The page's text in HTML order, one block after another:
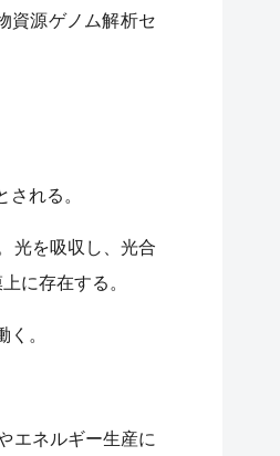
資源ゲノム解析セ
れる。
光を吸収し、光合
に存在する。
。
エネルギー生産に